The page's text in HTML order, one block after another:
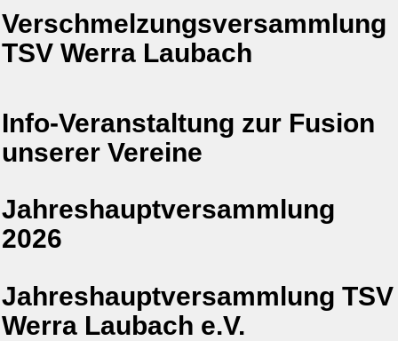
Verschmelzungsversammlung
TSV Werra Laubach
Info-Veranstaltung zur Fusion
unserer Vereine
Jahreshauptversammlung
2026
Jahreshauptversammlung TSV
Werra Laubach e.V.